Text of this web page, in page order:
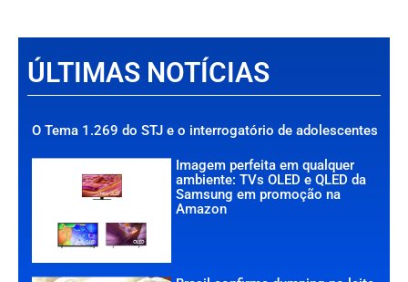
ÚLTIMAS NOTÍCIAS
O Tema 1.269 do STJ e o interrogatório de adolescentes
Imagem perfeita em qualquer
ambiente: TVs OLED e QLED da
Samsung em promoção na
Amazon